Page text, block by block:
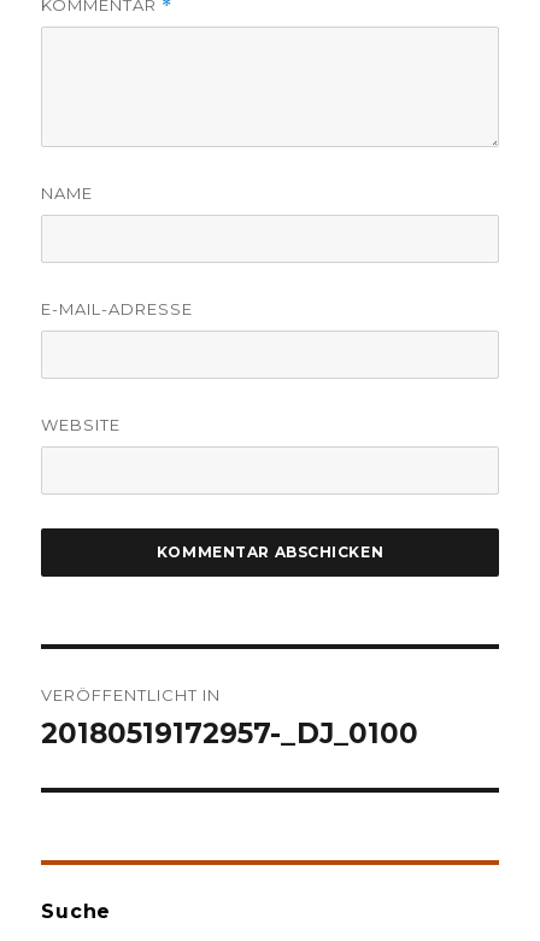
KOMMENTAR *
NAME
E-MAIL-ADRESSE
WEBSITE
VERÖFFENTLICHT IN
20180519172957-_DJ_0100
Suche